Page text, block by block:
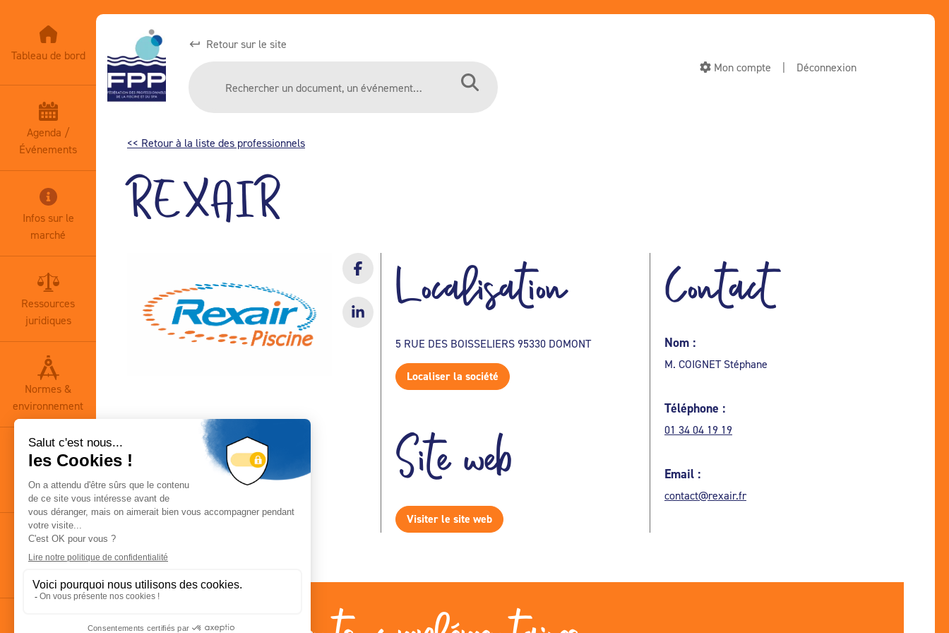
Tableau de bord
Agenda /
Événements
Infos sur le
marché
Ressources
juridiques
Normes &
environnement
documentaire
Retour sur le site
Mon compte
| Déconnexion
<< Retour à la liste des professionnels
REXAIR
Localisation
5 RUE DES BOISSELIERS 95330 DOMONT
Localiser la société
Site web
Visiter le site web
Contact
Nom :
M. COIGNET Stéphane
Téléphone :
01 34 04 19 19
Email :
contact@rexair.fr